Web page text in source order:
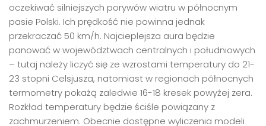
oczekiwać silniejszych porywów wiatru w północnym
pasie Polski. Ich prędkość nie powinna jednak
przekraczać 50 km/h. Najcieplejsza aura będzie
panować w województwach centralnych i południowych
– tutaj należy liczyć się ze wzrostami temperatury do 21-
23 stopni Celsjusza, natomiast w regionach północnych
termometry pokażą zaledwie 16-18 kresek powyżej zera.
Rozkład temperatury będzie ściśle powiązany z
zachmurzeniem. Obecnie dostępne wyliczenia modeli